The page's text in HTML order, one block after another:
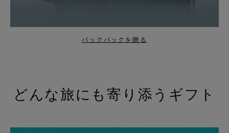
バックパックを贈る
どんな旅にも寄り添うギフト